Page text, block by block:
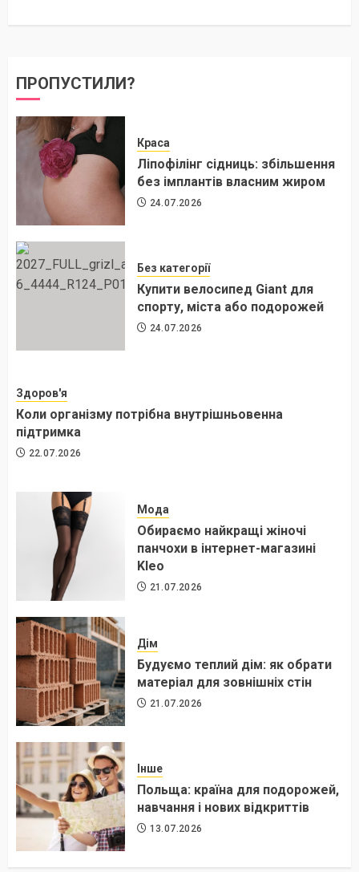
ПРОПУСТИЛИ?
Краса
Ліпофілінг сідниць: збільшення
без імплантів власним жиром
24.07.2026
Без категорії
Купити велосипед Giant для
спорту, міста або подорожей
24.07.2026
Здоров'я
Коли організму потрібна внутрішньовенна
підтримка
22.07.2026
Мода
Обираємо найкращі жіночі
панчохи в інтернет-магазині
Kleo
21.07.2026
Дім
Будуємо теплий дім: як обрати
матеріал для зовнішніх стін
21.07.2026
Інше
Польща: країна для подорожей,
навчання і нових відкриттів
13.07.2026